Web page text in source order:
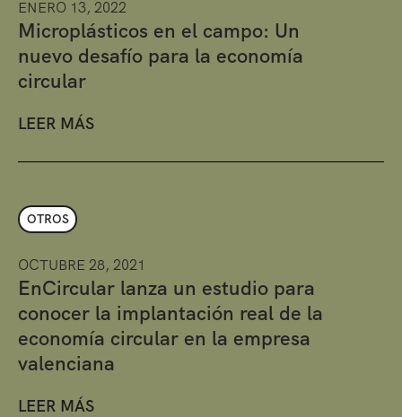
ENERO 13, 2022
Microplásticos en el campo: Un
nuevo desafío para la economía
circular
LEER MÁS
OTROS
OCTUBRE 28, 2021
EnCircular lanza un estudio para
conocer la implantación real de la
economía circular en la empresa
valenciana
LEER MÁS